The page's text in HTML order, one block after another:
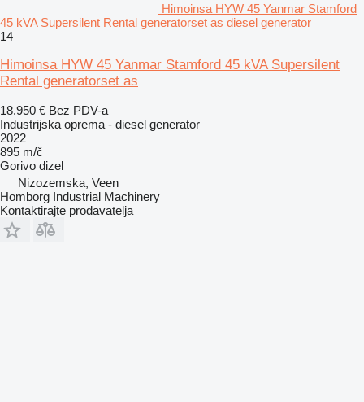
Himoinsa HYW 45 Yanmar Stamford
45 kVA Supersilent Rental generatorset as diesel generator
14
Himoinsa HYW 45 Yanmar Stamford 45 kVA Supersilent
Rental generatorset as
18.950 € Bez PDV-a
Industrijska oprema - diesel generator
2022
895 m/č
Gorivo dizel
Nizozemska, Veen
Homborg Industrial Machinery
Kontaktirajte prodavatelja